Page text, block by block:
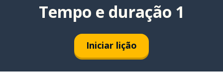
Tempo e duração 1
Iniciar lição